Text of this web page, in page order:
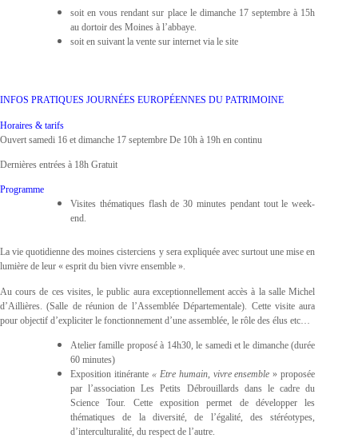
soit en vous rendant sur place le dimanche 17 septembre à 15h
au dortoir des Moines à l’abbaye.
soit en suivant la vente sur internet via le site
INFOS PRATIQUES JOURNÉES EUROPÉENNES DU PATRIMOINE
Horaires & tarifs
Ouvert samedi 16 et dimanche 17 septembre De 10h à 19h en continu
Dernières entrées à 18h Gratuit
Programme
Visites thématiques flash de 30 minutes pendant tout le week-
end.
La vie quotidienne des moines cisterciens y sera expliquée avec surtout une mise en
lumière de leur « esprit du bien vivre ensemble ».
Au cours de ces visites, le public aura exceptionnellement accès à la salle Michel
d’Aillières. (Salle de réunion de l’Assemblée Départementale). Cette visite aura
pour objectif d’expliciter le fonctionnement d’une assemblée, le rôle des élus etc…
Atelier famille proposé à 14h30, le samedi et le dimanche (durée
60 minutes)
Exposition itinérante « Etre humain, vivre ensemble» proposée
par l’association Les Petits Débrouillards dans le cadre du
Science Tour. Cette exposition permet de développer les
thématiques de la diversité, de l’égalité, des stéréotypes,
d’interculturalité, du respect de l’autre.